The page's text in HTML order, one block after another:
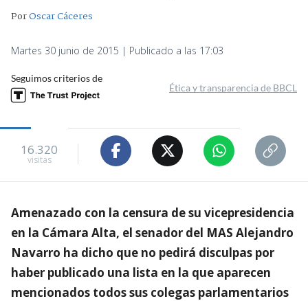
PorOscar Cáceres
Martes 30 junio de 2015 | Publicado a las 17:03
Seguimos criterios de
Ética y transparencia de BBCL
16.320
visitas
Amenazado con la censura de su vicepresidencia
en la Cámara Alta, el senador del MAS Alejandro
Navarro ha dicho que no pedirá disculpas por
haber publicado una lista en la que aparecen
mencionados todos sus colegas parlamentarios